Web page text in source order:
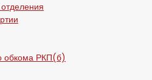
обкома РКП(б)